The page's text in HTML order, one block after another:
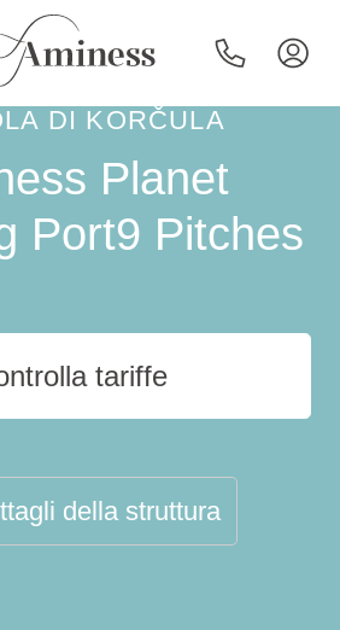
DI KORČULA
Planet
Port9 Pitches
tariffe
della struttura